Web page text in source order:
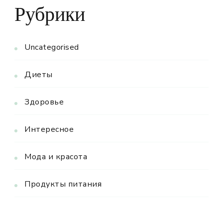
Рубрики
Uncategorised
Диеты
Здоровье
Интересное
Мода и красота
Продукты питания